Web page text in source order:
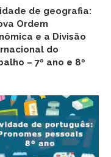
de geografia:
Ordem
e a Divisão
do
– 7º ano e 8º